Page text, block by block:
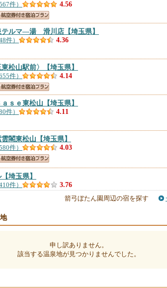
件） 4.56
テルマ―湯 滑川店 【埼玉県】
件） 4.36
松山駅前〉 【埼玉県】
件） 4.14
ｓｅ東松山 【埼玉県】
件） 4.11
閣東松山 【埼玉県】
件） 4.03
【埼玉県】
件） 3.76
3.44
箭弓ぼたん園周辺の宿を探す
申し訳ありません。
該当する温泉地が見つかりませんでした。